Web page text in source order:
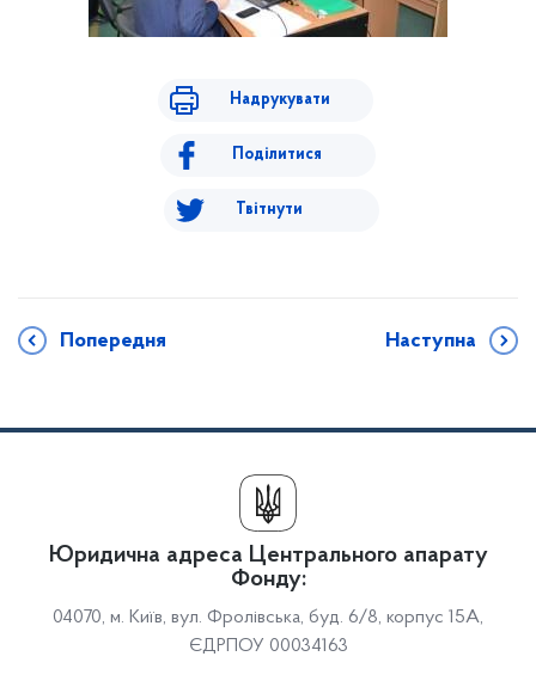
Надрукувати
Поділитися
Твітнути
Попередня Наступна
Юридична адреса Центрального апарату
Фонду:
04070, м. Київ, вул. Фролівська, буд. 6/8, корпус 15А,
ЄДРПОУ 00034163